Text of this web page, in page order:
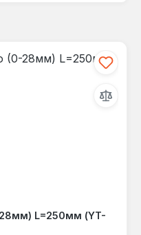
L=250мм (YT-